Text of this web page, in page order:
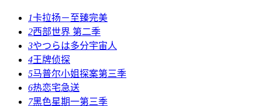
1卡拉扬－至臻完美
2西部世界 第二季
3やつらは多分宇宙人
4王牌侦探
5马普尔小姐探案第三季
6热恋宅急送
7黑色星期一第三季